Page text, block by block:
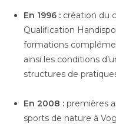
En 1996 : création du
Qualification
formations
ainsi les conditions
structures de
En 2008 : premières
sports de nature à